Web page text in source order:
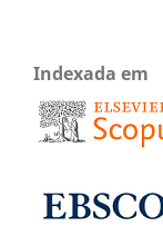
Indexada em